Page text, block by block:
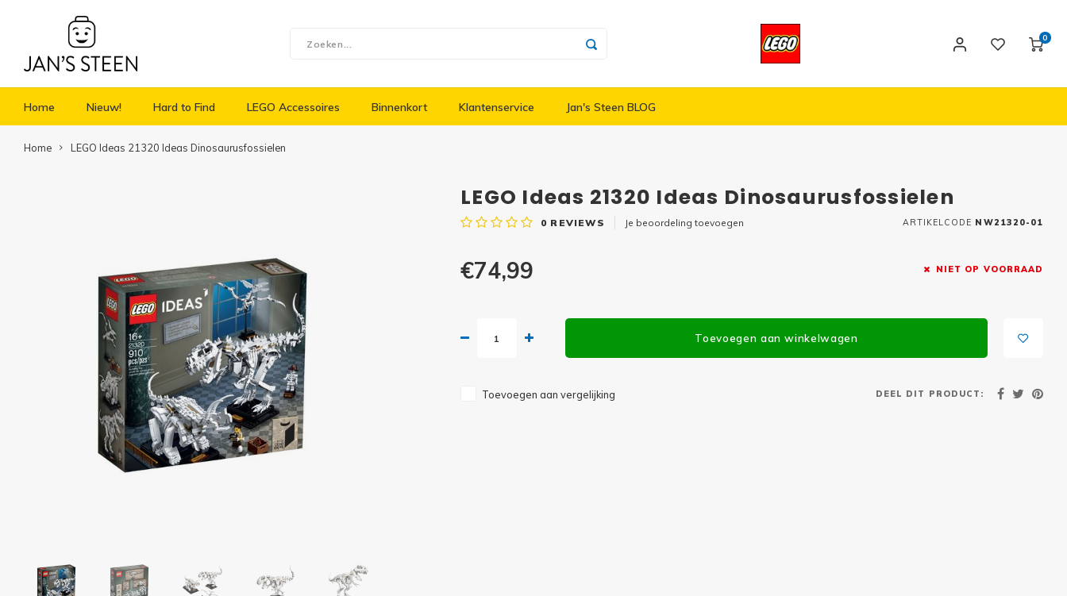
0
Home Nieuw! Hard to Find LEGO Accessoires Binnenkort Klantenservice Jan's Steen BLOG
Home LEGO Ideas 21320 Ideas Dinosaurusfossielen
LEGO Ideas 21320 Ideas Dinosaurusfossielen
0 REVIEWS Je beoordeling toevoegen ARTIKELCODE NW21320-01
€74,99 NIET OP VOORRAAD
Toevoegen aan winkelwagen
Toevoegen aan vergelijking DEEL DIT PRODUCT: